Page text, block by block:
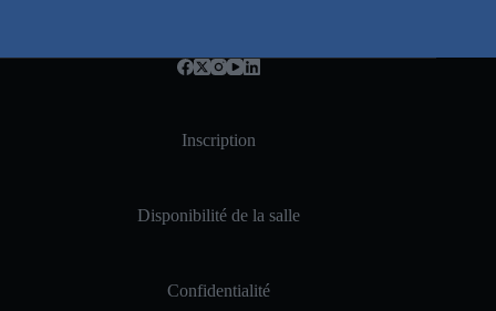
Inscription
Disponibilité de la salle
Confidentialité